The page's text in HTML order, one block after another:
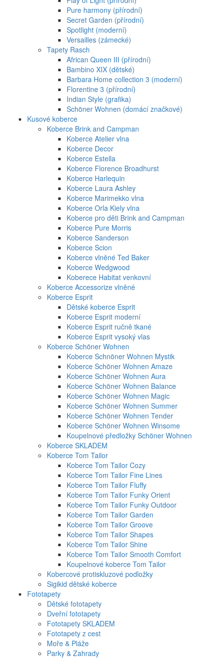
Pure harmony (přírodní)
Secret Garden (přírodní)
Spotlight (moderní)
Versailles (zámecké)
Tapety Rasch
African Queen III (přírodní)
Bambino XIX (dětské)
Barbara Home collection 3 (moderní)
Florentine 3 (přírodní)
Indian Style (grafika)
Schöner Wohnen (domácí značkové)
Kusové koberce
Koberce Brink and Campman
Koberce Atelier vlna
Koberce Decor
Koberce Estella
Koberce Florence Broadhurst
Koberce Harlequin
Koberce Laura Ashley
Koberce Marimekko vlna
Koberce Orla Kiely vlna
Koberce pro děti Brink and Campman
Koberce Pure Morris
Koberce Sanderson
Koberce Scion
Koberce vlněné Ted Baker
Koberce Wedgwood
Koberece Habitat venkovní
Koberce Accessorize vlněné
Koberce Esprit
Dětské koberce Esprit
Koberce Esprit moderní
Koberce Esprit ručně tkané
Koberce Esprit vysoký vlas
Koberce Schöner Wohnen
Koberce Schnöner Wohnen Mystik
Koberce Schöner Wohnen Amaze
Koberce Schöner Wohnen Aura
Koberce Schöner Wohnen Balance
Koberce Schöner Wohnen Magic
Koberce Schöner Wohnen Summer
Koberce Schöner Wohnen Tender
Koberce Schöner Wohnen Winsome
Koupelnové předložky Schöner Wohnen
Koberce SKLADEM
Koberce Tom Tailor
Koberce Tom Tailor Cozy
Koberce Tom Tailor Fine Lines
Koberce Tom Tailor Fluffy
Koberce Tom Tailor Funky Orient
Koberce Tom Tailor Funky Outdoor
Koberce Tom Tailor Garden
Koberce Tom Tailor Groove
Koberce Tom Tailor Shapes
Koberce Tom Tailor Shine
Koberce Tom Tailor Smooth Comfort
Koupelnové koberce Tom Tailor
Kobercové protiskluzové podložky
Sigikid dětské koberce
Fototapety
Dětské fototapety
Dveřní fototapety
Fototapety SKLADEM
Fototapety z cest
Moře & Pláže
Parky & Zahrady